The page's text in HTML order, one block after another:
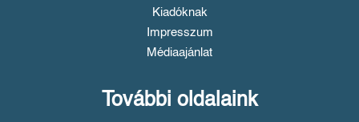
Kiadóknak
Impresszum
Médiaajánlat
További oldalaink